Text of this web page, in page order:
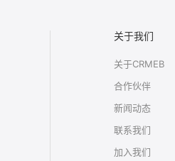
关于我们
关于CRMEB
合作伙伴
新闻动态
联系我们
加入我们